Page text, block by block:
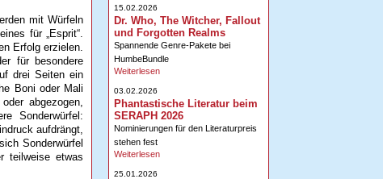
mit Würfeln
für „Esprit“.
Erfolg erzielen.
für besondere
drei Seiten ein
Boni oder Mali
abgezogen,
Sonderwürfel:
aufdrängt,
Sonderwürfel
teilweise etwas
15.02.2026
Dr. Who, The Witcher, Fallout
und Forgotten Realms
Spannende Genre-Pakete bei
HumbeBundle
Weiterlesen
03.02.2026
Phantastische Literatur beim
SERAPH 2026
Nominierungen für den Literaturpreis
stehen fest
Weiterlesen
25.01.2026